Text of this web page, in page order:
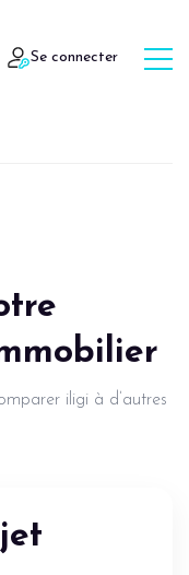
Se connecter
iligi à d’autres